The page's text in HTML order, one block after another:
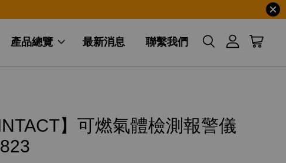
產品總覽 最新消息 聯繫我們
】可燃氣體檢測報警儀